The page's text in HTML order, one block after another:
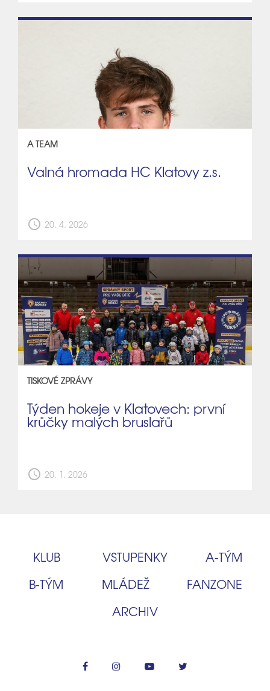
A TEAM
Valná hromada HC Klatovy z.s.
schedule 20. 4. 2026
TISKOVÉ ZPRÁVY
Týden hokeje v Klatovech: první
krůčky malých bruslařů
schedule 20. 1. 2026
KLUB VSTUPENKY
A‑TÝM
B‑TÝM
MLÁDEŽ
FANZONE
ARCHIV